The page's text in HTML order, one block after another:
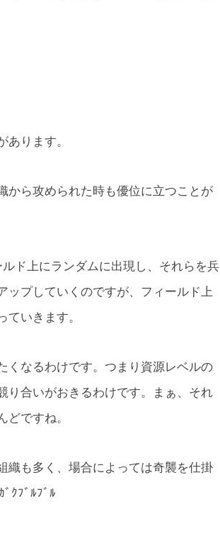
あります。
から攻められた時も優位に立つことが
ド上にランダムに出現し、それらを兵
ップしていくのですが、フィールド上
いきます。
くなるわけです。つまり資源レベルの
り合いがおきるわけです。まぁ、それ
ですね。
織も多く、場合によっては奇襲を仕掛
ｸﾌﾞﾙﾌﾞﾙ